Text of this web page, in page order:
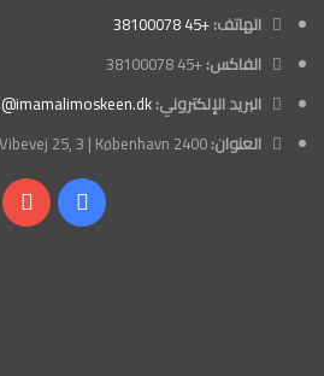
الهاتف:+45 38100078
الفاكس:+45 38100078
البريد الإلكتروني:
العنوان:
فيسبوك